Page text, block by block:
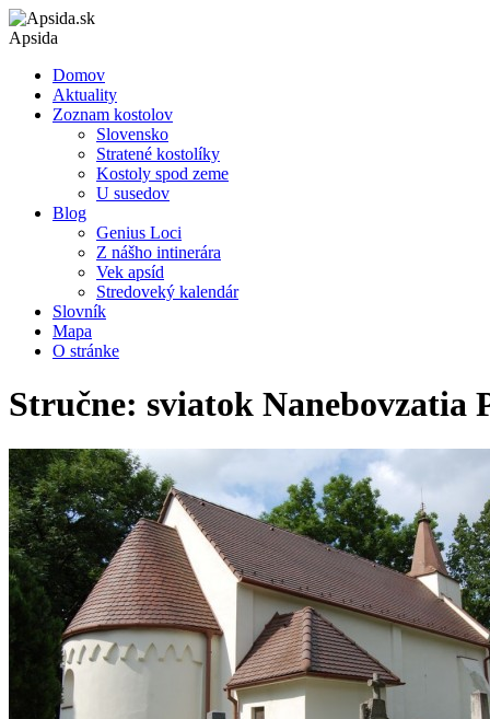
Apsida
Domov
Aktuality
Zoznam kostolov
Slovensko
Stratené kostolíky
Kostoly spod zeme
U susedov
Blog
Genius Loci
Z nášho intinerára
Vek apsíd
Stredoveký kalendár
Slovník
Mapa
O stránke
Stručne: sviatok Nanebovzatia